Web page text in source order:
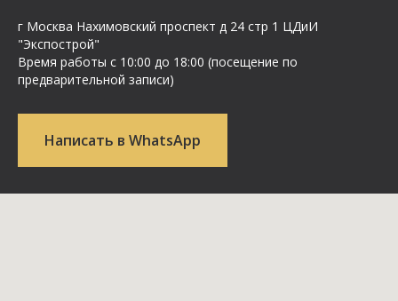
г Москва Нахимовский проспект д 24 стр 1 ЦДиИ
"Экспострой"
Время работы с 10:00 до 18:00 (посещение по
предварительной записи)
Написать в WhatsApp